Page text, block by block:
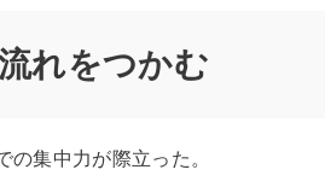
れをつかむ
集中力が際立った。